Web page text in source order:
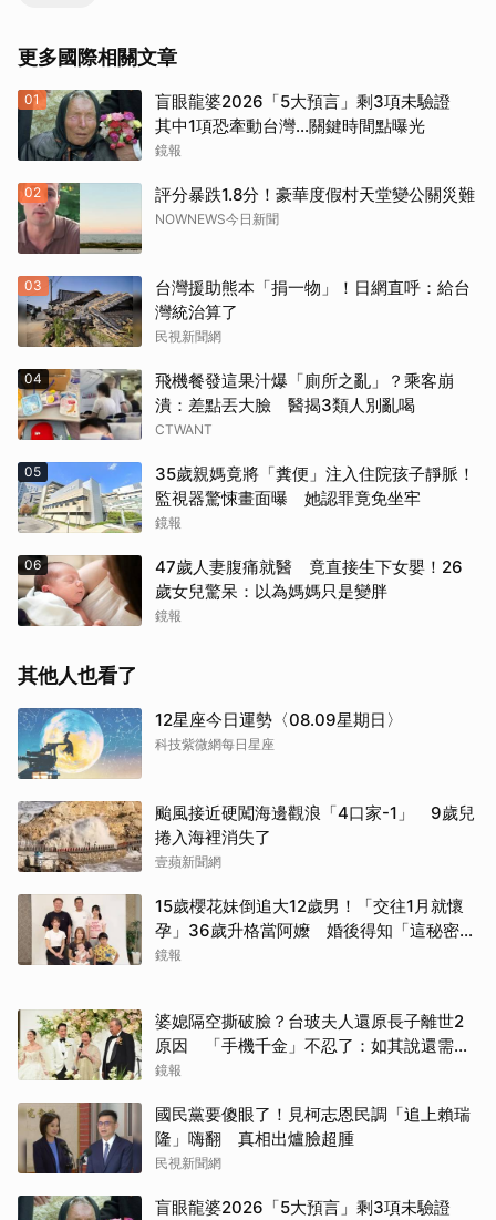
更多國際相關文章
01
盲眼龍婆2026「5大預言」剩3項未驗證
其中1項恐牽動台灣...關鍵時間點曝光
鏡報
02 評分暴跌1.8分！豪華度假村天堂變公關災難
NOWNEWS今日新聞
03
台灣援助熊本「捐一物」！日網直呼：給台
灣統治算了
民視新聞網
04
飛機餐發這果汁爆「廁所之亂」？乘客崩
潰：差點丟大臉 醫揭3類人別亂喝
CTWANT
05
35歲親媽竟將「糞便」注入住院孩子靜脈！
監視器驚悚畫面曝 她認罪竟免坐牢
鏡報
06
47歲人妻腹痛就醫 竟直接生下女嬰！26
歲女兒驚呆：以為媽媽只是變胖
鏡報
其他人也看了
12星座今日運勢〈08.09星期日〉
科技紫微網每日星座
颱風接近硬闖海邊觀浪「4口家-1」 9歲兒
捲入海裡消失了
壹蘋新聞網
15歲櫻花妹倒追大12歲男！「交往1月就懷
孕」36歲升格當阿嬤 婚後得知「這秘密」
傻眼了
鏡報
婆媳隔空撕破臉？台玻夫人還原長子離世2
原因 「手機千金」不忍了：如其說還需要
離開嗎？
鏡報
國民黨要傻眼了！見柯志恩民調「追上賴瑞
隆」嗨翻 真相出爐臉超腫
民視新聞網
盲眼龍婆2026「5大預言」剩3項未驗證